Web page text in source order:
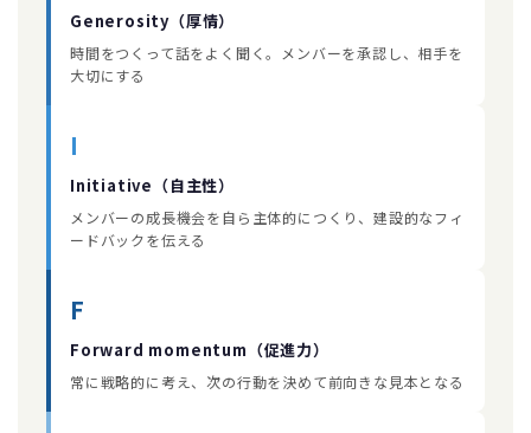
Generosity（厚情）
時間をつくって話をよく聞く。メンバーを承認し、相手を
大切にする
I
Initiative（自主性）
メンバーの成長機会を自ら主体的につくり、建設的なフィ
ードバックを伝える
F
Forward momentum（促進力）
常に戦略的に考え、次の行動を決めて前向きな見本となる